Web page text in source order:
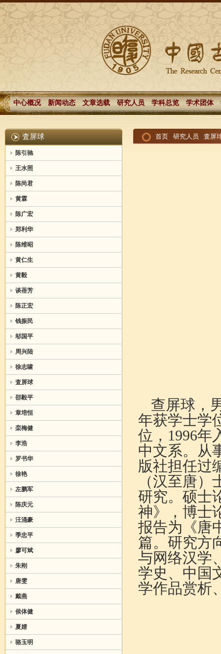
中心概况 新闻动态 文章选载 研究人员 学科总览 学术团体
査屏球
陈引驰
王水照
陈尚君
黄霖
陈广宏
郑利华
陈维昭
黄仁生
黄毅
谈蓓芳
陈正宏
钱振民
邬国平
周兴陆
徐志啸
査屏球
邵毅平
章培恒
栾梅健
李浩
罗书华
徐艳
左鹏军
陈庆元
汪涌豪
季忠平
廖可斌
朱刚
唐雯
戴燕
侯体健
夏婧
骆玉明
首页 研究人员 査屏
查屏球，
年获学士学
位，1996年
中文系。从
版社担任过
（汉至唐
研究。硕士
神》，博士
报告为《唐
篇。研究方
与网络汉学
学史、中国
学作品赏析